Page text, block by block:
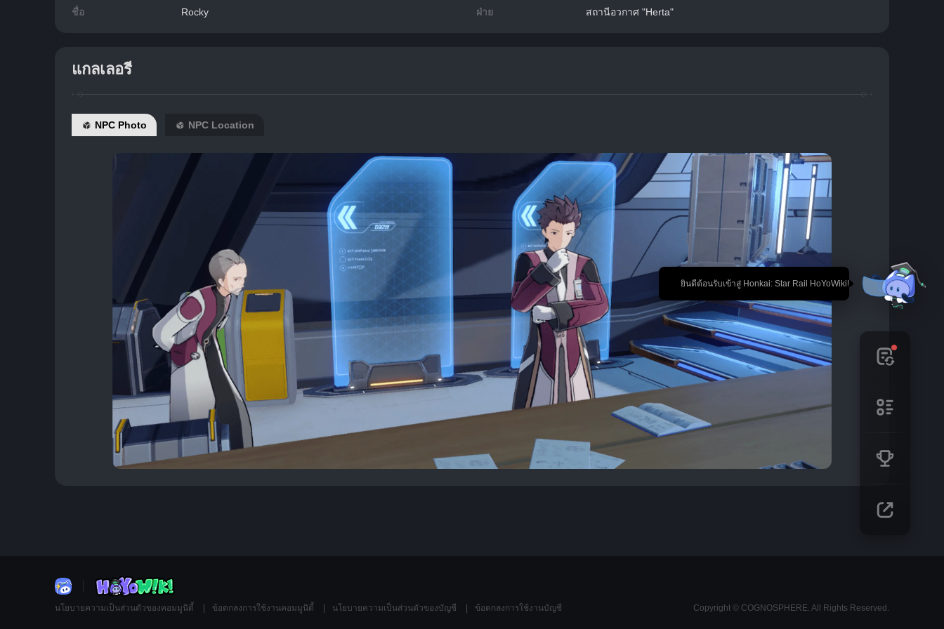
🎉 ยินดีต้อนรับเข้าสู่ Honkai: Star Rail HoYoWiki!
ชื่อ Rocky ฝ่าย สถานีอวกาศ "Herta"
แกลเลอรี
NPC Photo NPC Location
นโยบายความเป็นส่วนตัวของคอมมูนิตี้ ข้อตกลงการใช้งานคอมมูนิตี้ นโยบายความเป็นส่วนตัวของบัญชี ข้อตกลงการใช้งานบัญชี Copyright © COGNOSPHERE. All Rights Reserved.